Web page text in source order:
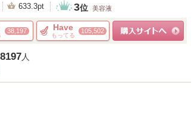
633.3pt 3位 美容液
38,197 Have
もってる
105,502
人